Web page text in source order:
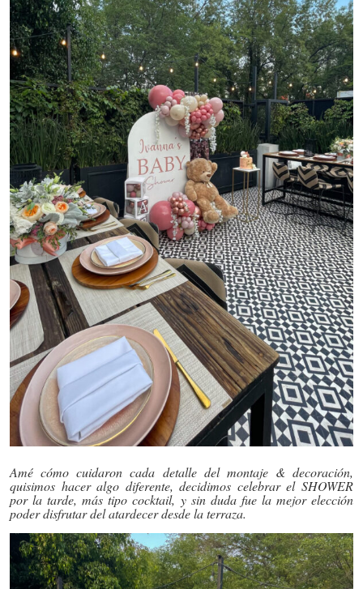
Amé cómo cuidaron cada detalle del montaje & decoración,
quisimos hacer algo diferente, decidimos celebrar el SHOWER
por la tarde, más tipo cocktail, y sin duda fue la mejor elección
poder disfrutar del atardecer desde la terraza.